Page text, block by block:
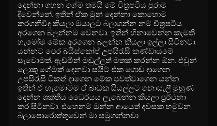
දෙන්නා ගහන ගේම තමයි මේ චිත්‍රපටිය පුරාම
දිවෙන්නේ. ඉතින් ඒක මුන් දෙන්නා කොහොම
කරගනීවිද කියලා ඔයාලට බලාගන්න නම් චිත්‍රපටිය
අරගෙන බලන්නම වෙනවා. ඉතින් හිනාවෙන්න කැමති
හැමෝම මේක අරගෙන බලන්න කියලා ඉල්ලා සිටිනවා.
යන්නට පෙර බයිස්කෝප් උපසිරැසි කණ්ඩායමේ
සැවොමත්. ඇඩ්මින් මඩුල්ලත් මතක් කරන්න ඕන. එවුන්
ලොකු ගේමක් දෙනවා සයිට් එක ගොඩ දාගෙන
උපසිරැසි ටිකත් දාගෙන මේක පවත්වාගෙන යන්න.
ඉතින් ඒ හැමෝටම ඒ බාධක සියල්ලට නොසැලී මුහුණ
දෙන්න ශක්තිය ධෛර්යය ලැබෙන්න කියලා ප්‍රර්ථනා
කර සිටිනවා. එහෙනම් ඔන්න ආයෙත් දවසක හමුවන
බලාපොරොත්තුවෙන් මා සමුගන්නවා.